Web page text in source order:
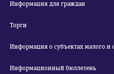
Информация для граждан
Торги
Информация о субъектах малого и
Информационный бюллетень